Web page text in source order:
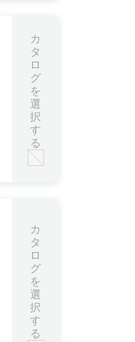
カ
タ
ロ
グ
を
選
択
す
る
カ
タ
ロ
グ
を
選
択
す
る